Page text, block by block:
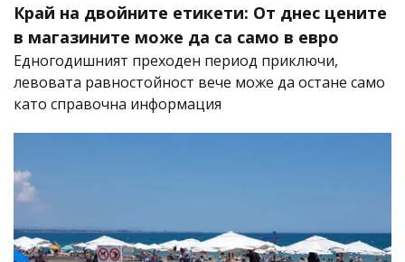
Край на двойните етикети: От днес цените
в магазините може да са само в евро
Едногодишният преходен период приключи,
левовата равностойност вече може да остане само
като справочна информация